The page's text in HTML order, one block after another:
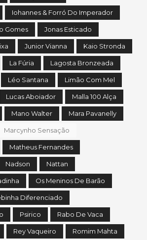
Iohannes & Forró Do Imperador
Gomes Jonas Esticado
Junior Vianna Kaio Stronda
La Fúria Lagosta Bronzeada
Léo Santana Limão Com Mel
Lucas Aboiador Malla 100 Alça
Mano Walter Mara Pavanelly
Marcynho Sensação
Matheus Fernandes
Nadson Nattan
Os Meninos De Barão
Diferenciado
Psirico Rabo De Vaca
Rey Vaqueiro Romim Mahta